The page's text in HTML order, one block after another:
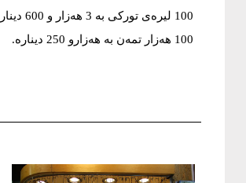
100 لیره‌ی توركی به‌ 3 هه‌زار و 600 دینارە.
100 هەزار تمەن بە هەزارو 250 دینارە.